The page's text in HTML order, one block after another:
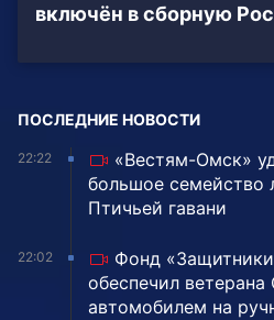
включён в сборную
ПОСЛЕДНИЕ НОВОСТИ
22:22
«Вестям-Омск»
большое семейство
Птичьей гавани
22:02
Фонд
обеспечил
автомобилем на